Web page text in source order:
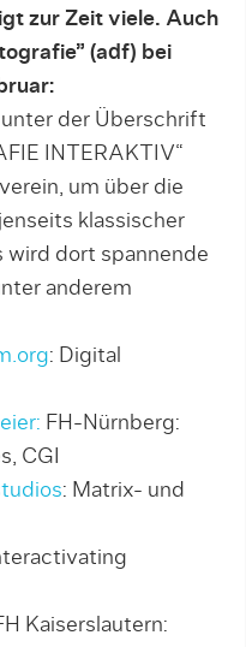
zur Zeit viele. Auch
(adf) bei
der Überschrift
INTERAKTIV“
um über die
klassischer
wird dort spannende
anderem
: Digital
FH-Nürnberg:
CGI
: Matrix- und
Kaiserslautern: